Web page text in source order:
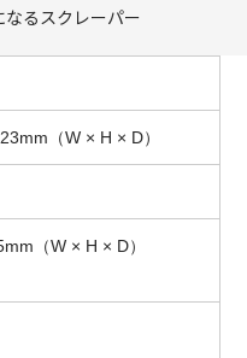
るスクレーパー
（W × H × D）
（W × H × D）